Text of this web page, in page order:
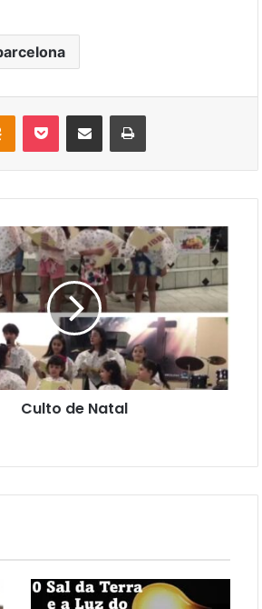
OK Pocket Compartilhar via e-mail Imprimir
Culto de Natal